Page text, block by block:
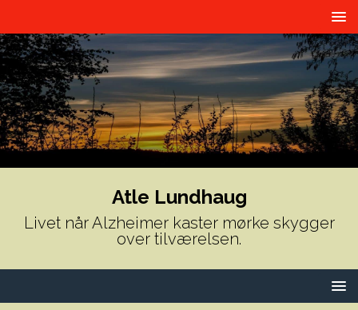
Atle Lundhaug
Livet når Alzheimer kaster mørke skygger
over tilværelsen.